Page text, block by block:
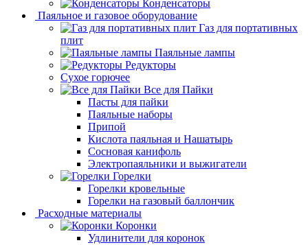
Конденсаторы
Паяльное и газовое оборудование
Газ для портативных
плит
Паяльные лампы
Редукторы
Сухое горючее
Все для Пайки
Пасты для пайки
Паяльные наборы
Припой
Кислота паяльная и Нашатырь
Сосновая канифоль
Электропаяльники и выжигатели
Горелки
Горелки кровельные
Горелки на газовый баллончик
Расходные материалы
Коронки
Удлинители для коронок